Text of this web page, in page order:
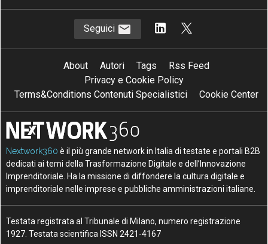
Seguici
About Autori Tags
Rss Feed
Privacy e Cookie Policy
Terms&Conditions Contenuti Specialistici
Cookie Center
Nextwork360 è il più grande network in Italia di testate e portali B2B
dedicati ai temi della Trasformazione Digitale e dell’Innovazione
Imprenditoriale. Ha la missione di diffondere la cultura digitale e
imprenditoriale nelle imprese e pubbliche amministrazioni italiane.
Testata registrata al Tribunale di Milano, numero registrazione
1927. Testata scientifica ISSN 2421-4167